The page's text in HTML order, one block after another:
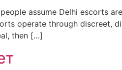
assume Delhi escorts
operate through discreet,
then […]